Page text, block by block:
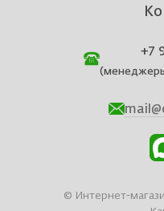
+7
© Интернет-